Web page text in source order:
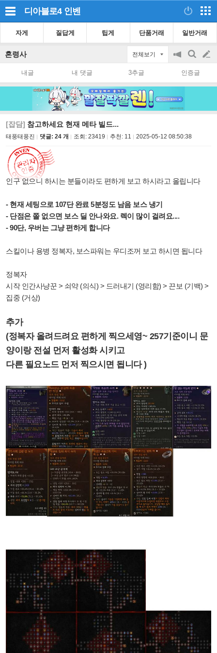
디아블로4 인벤
자게 질답게 팁게 단품거래 일반거래
혼령사 전체보기
공
on/off
검
색
글
쓰
내글 내 댓글 3추글 인증글
[잡담] 참고하세요 현재 메타 빌드...
태풍태풍진 댓글: 24 개 조회: 23419 추천: 11 2025-05-12 08:50:38
인구 없으니 하시는 분들이라도 편하게 보고 하시라고 올립니다
- 현재 세팅으로 107단 완료 5분정도 남음 보스 냉기
- 단점은 쫄 없으면 보스 딜 안나와요. 렉이 많이 걸려요....
- 90단, 우버는 그냥 편하게 합니다
스킬이나 용병 정복자, 보스파워는 우디조꺼 보고 하시면 됩니다
정복자
시작 인간사냥꾼 > 쇠약 (의식) > 드러내기 (영리함) > 끈보 (기백) >
집중 (거상)
추가
(정복자 올려드려요 편하게 찍으세영~ 257기준이니 문
양이랑 전설 먼저 활성화 시키고
다른 필요노드 먼저 찍으시면 됩니다 )